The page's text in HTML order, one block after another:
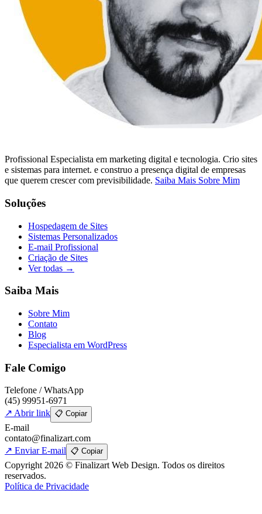
Profissional Especialista em marketing digital e tecnologia. Crio sites
e sistemas para internet. e construo a presença digital de empresas
que querem crescer com previsibilidade. Saiba Mais Sobre Mim
Soluções
Hospedagem de Sites
Sistemas Personalizados
E-mail Profissional
Criação de Sites
Ver todas →
Saiba Mais
Sobre Mim
Contato
Blog
Especialista em WordPress
Fale Comigo
Telefone / WhatsApp
(45) 99951-6971
↗ Abrir link 📋 Copiar
E-mail
contato@finalizart.com
↗ Enviar E-mail 📋 Copiar
Copyright 2026 © Finalizart Web Design. Todos os direitos
reservados.
Política de Privacidade